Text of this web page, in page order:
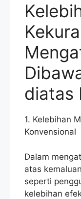
diatas
1. Kelebihan
Konvensional
Dalam
atas
seperti
kelebihan